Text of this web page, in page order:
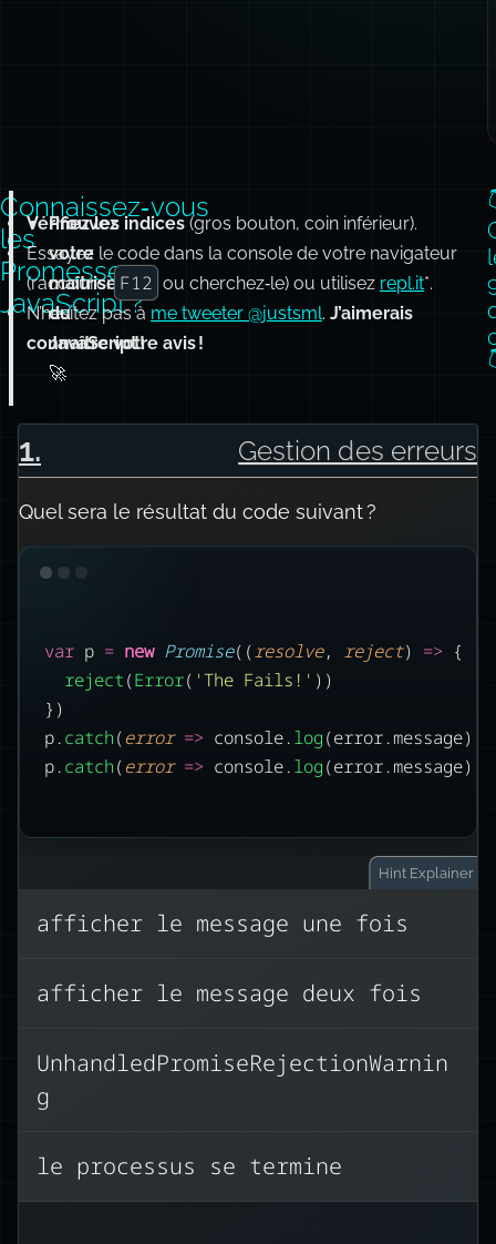
Connaissez‑vous
les
Promesses
JavaScript ?
Prouvez
votre
maîtrise
du
JavaScript !
🚀
Vérifiez les indices(gros bouton, coin inférieur).
Essayez le code dans la console de votre navigateur
(raccourci F12 ou cherchez‑le) ou utilisez repl.it*.
N’hésitez pas à me tweeter @justsml. J’aimerais
connaître votre avis !
1. Gestion des erreurs
Quel sera le résultat du code suivant ?
var p = new Promise((resolve, reject) => {
reject(Error( 'The Fails! ' ))
})
p.catch( error => console.log(error.message))
p.catch( error => console.log(error.message))
Hint Explainer
afficher le message une fois
afficher le message deux fois
UnhandledPromiseRejectionWarnin
g
le processus se termine
constructeur, déclenchant
callback
reject
.
.addEventListener(event,
callback)
.on(event,